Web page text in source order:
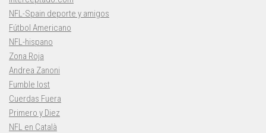
NFL-Spain deporte y amigos
Fútbol Americano
NFL-hispano
Zona Roja
Andrea Zanoni
Fumble lost
Cuerdas Fuera
Primero y Diez
NFL en Català